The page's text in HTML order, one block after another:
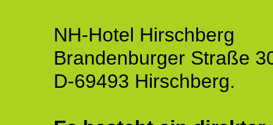
NH-Hotel Hirschberg
Brandenburger Straße
D-69493 Hirschberg.